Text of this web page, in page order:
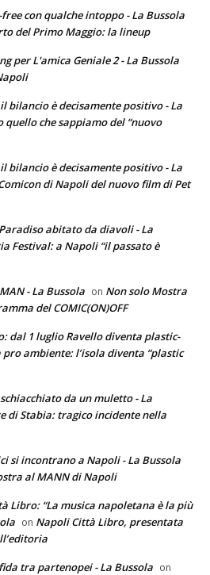
con qualche intoppo - La Bussola
del Primo Maggio: la lineup
per L'amica Geniale 2 - La Bussola
bilancio è decisamente positivo - La
quello che sappiamo del “nuovo
bilancio è decisamente positivo - La
di Napoli del nuovo film di Pet
abitato da diavoli - La
Festival: a Napoli “il passato è
- La Bussola on Non solo Mostra
del COMIC(ON)OFF
dal 1 luglio Ravello diventa plastic-
pro ambiente: l’isola diventa “plastic
da un muletto - La
di Stabia: tragico incidente nella
si incontrano a Napoli - La Bussola
al MANN di Napoli
Libro: “La musica napoletana è la più
on Napoli Città Libro, presentata
tra partenopei - La Bussola on